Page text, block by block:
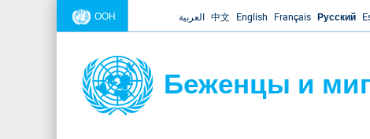
ООН العربية 中文 English Français Русский
Беженцы и